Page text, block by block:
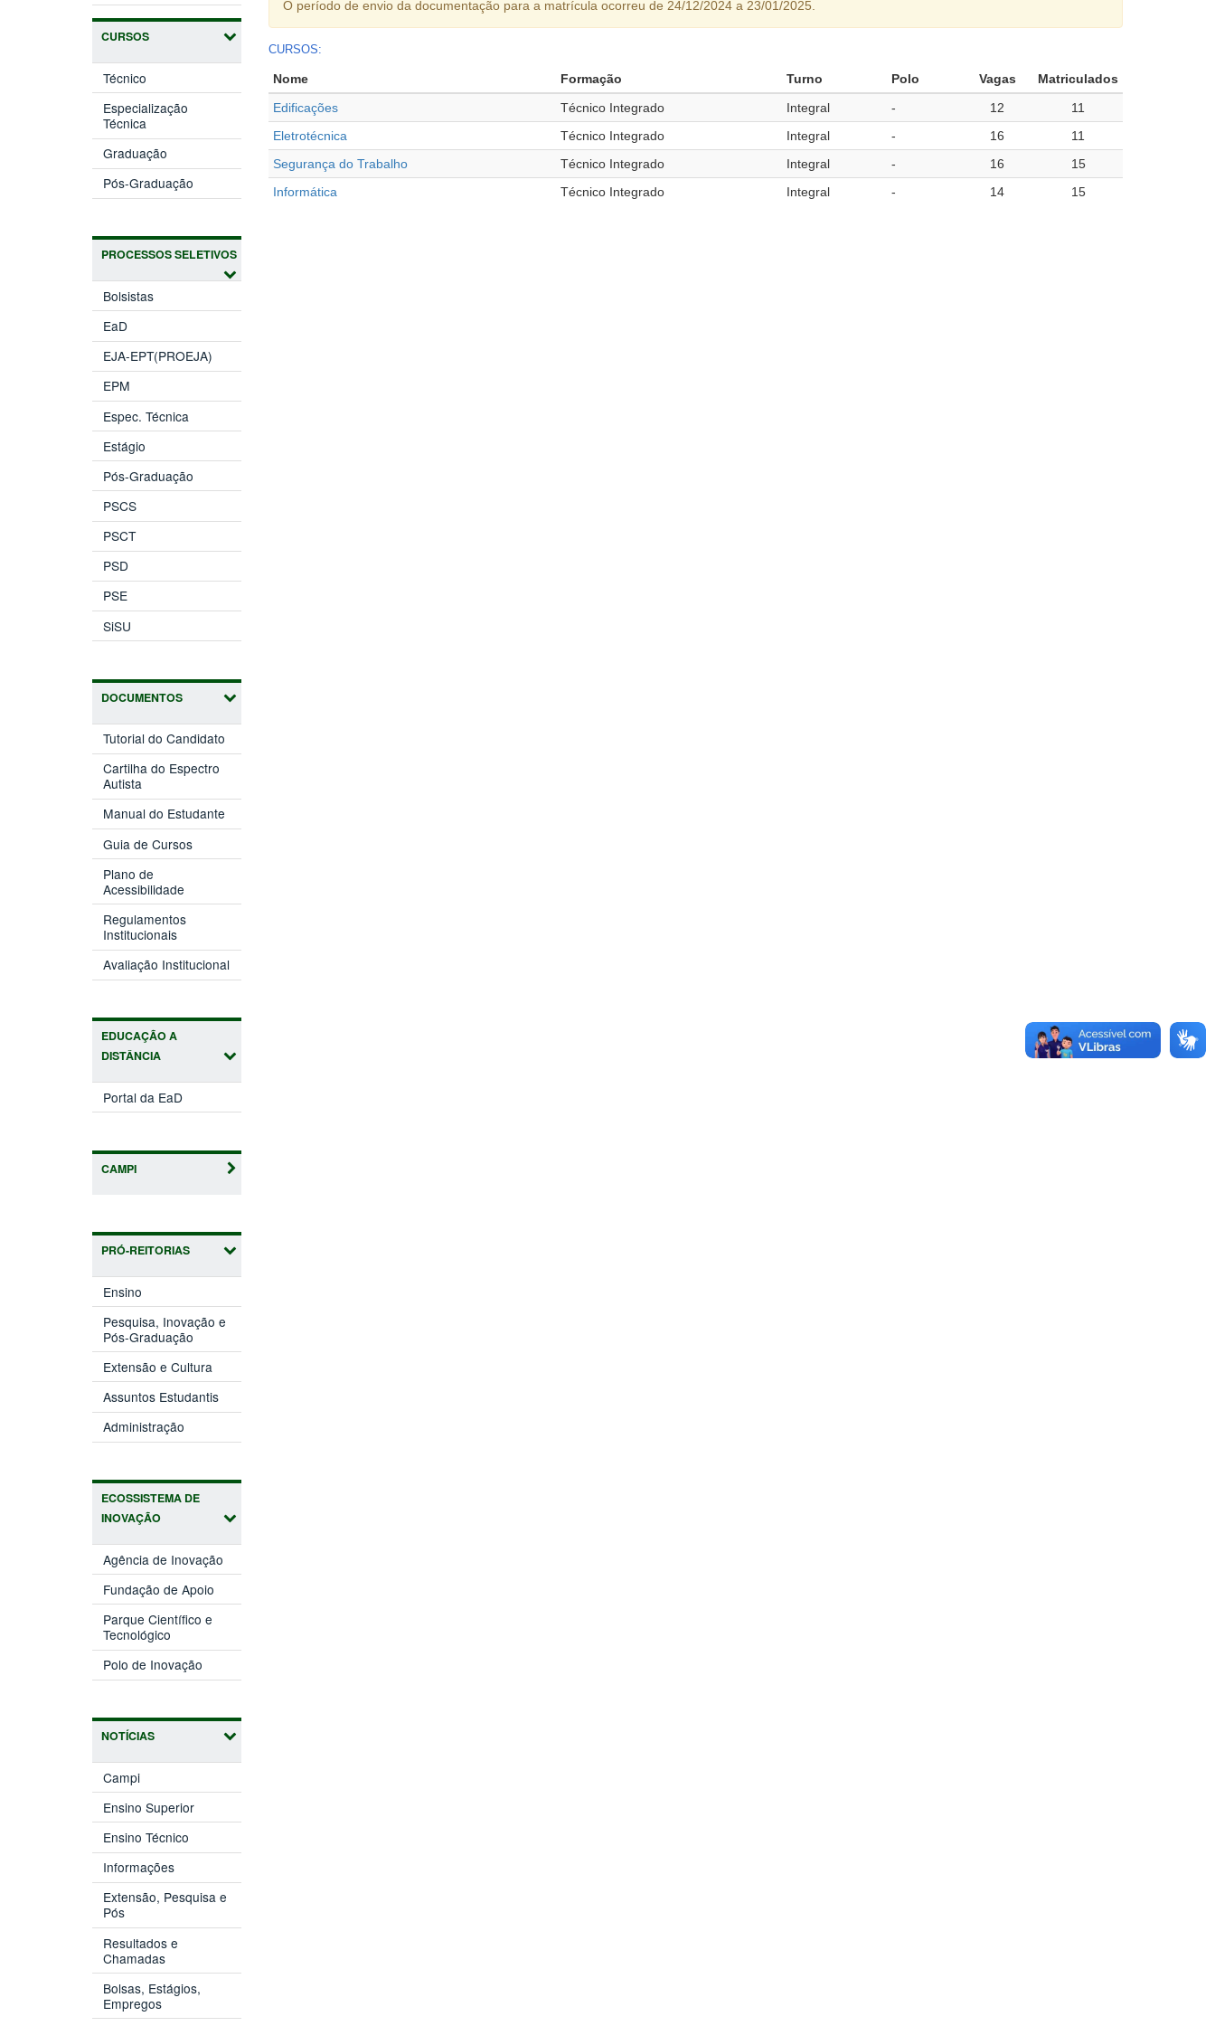
CURSOS
Técnico
Especialização
Técnica
Graduação
Pós-Graduação
PROCESSOS SELETIVOS
Bolsistas
EaD
EJA-EPT(PROEJA)
EPM
Espec. Técnica
Estágio
Pós-Graduação
PSCS
PSCT
PSD
PSE
SiSU
DOCUMENTOS
Tutorial do Candidato
Cartilha do Espectro
Autista
Manual do Estudante
Guia de Cursos
Plano de
Acessibilidade
Regulamentos
Institucionais
Avaliação Institucional
EDUCAÇÃO A
DISTÂNCIA
Portal da EaD
CAMPI
PRÓ-REITORIAS
Ensino
em
nova
janela)
Pesquisa, Inovação e
Pós-Graduação (abre
em
nova
janela)
Extensão e Cultura
em
nova
janela)
Assuntos Estudantis(abre
em
janela)
Administração
em
ECOSSISTEMA DE
INOVAÇÃO
Agência de Inovação
em
janela)
Fundação de Apoio
em
Parque Científico e
Tecnológico
em
nova
janela)
Polo de Inovação
em
NOTÍCIAS
Campi
Ensino Superior
Ensino Técnico
Informações
Extensão, Pesquisa e
Pós
Resultados e
Chamadas
Bolsas, Estágios,
Empregos
O período de envio da documentação para a matrícula ocorreu de 24/12/2024 a 23/01/2025.
CURSOS:
Nome Formação Turno Polo Vagas
Matriculados
Edificações
Técnico Integrado Integral - 12
11
Eletrotécnica
Técnico Integrado Integral - 16
11
Segurança do Trabalho
Técnico Integrado Integral - 16
15
Informática
Técnico Integrado Integral - 14 15